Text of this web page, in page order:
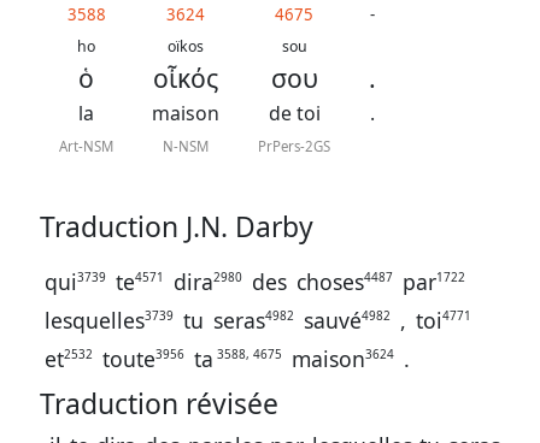
3588
ho
ὁ
la
Art-NSM
3624
oïkos
οἶκός
maison
N-NSM
4675
sou
σου
de toi
PrPers-2GS
-
.
.
Traduction J.N. Darby
qui3739 te4571 dira2980 des choses4487 par1722
lesquelles3739 tu seras4982 sauvé4982 , toi4771
et2532 toute3956 ta 3588, 4675 maison3624 .
Traduction révisée
révisée
Bible
J.
Darby
Nous